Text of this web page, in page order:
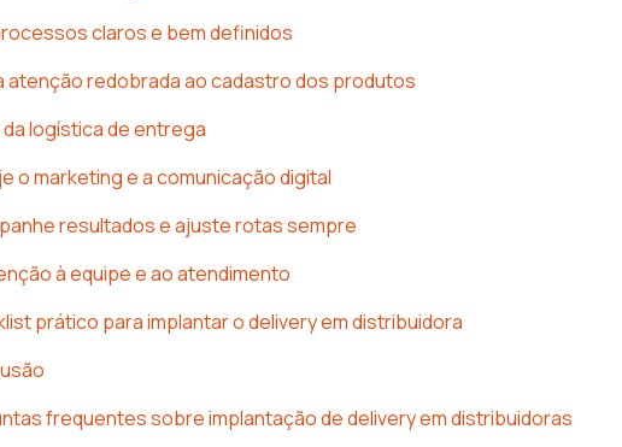
claros e bem definidos
atenção redobrada ao cadastro dos produtos
logística de entrega
o marketing e a comunicação digital
resultados e ajuste rotas sempre
à equipe e ao atendimento
prático para implantar o delivery em distribuidora
frequentes sobre implantação de delivery em distribuidoras